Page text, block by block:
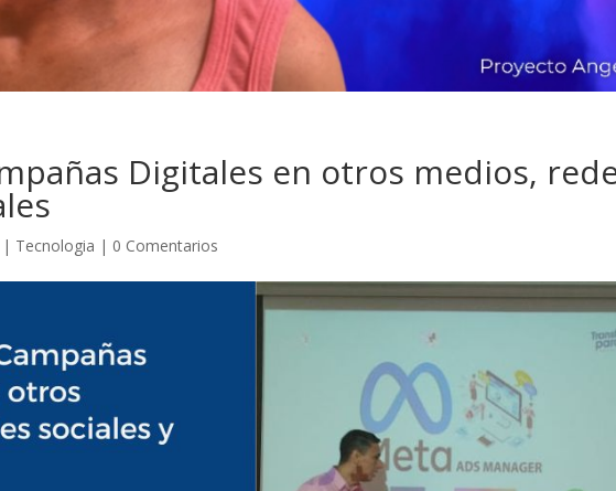
Digitales en otros medios,
| Tecnologia | 0 Comentarios